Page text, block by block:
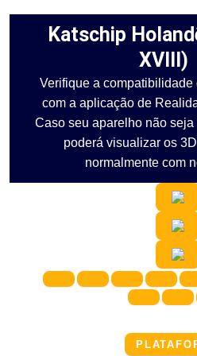
Katschip
XVIII)
Verifique a compatibilidade
com a aplicação de
Caso seu aparelho não
poderá visualizar os
normalmente com